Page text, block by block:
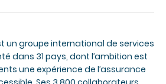
un groupe international de services
dans 31 pays, dont l’ambition est
une expérience de l’assurance